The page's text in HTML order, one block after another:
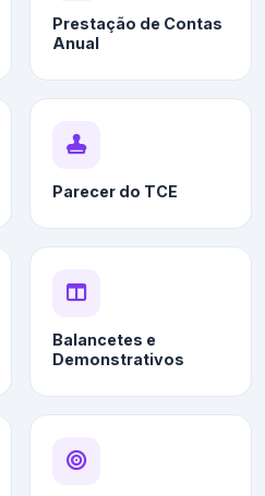
Prestação de Contas
Anual
Parecer do TCE
Balancetes e
Demonstrativos